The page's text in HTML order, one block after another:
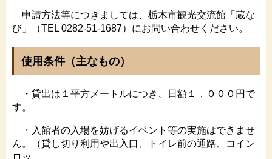
申請方法等につきましては、栃木市観光交流館「蔵な
び」（TEL 0282-51-1687）にお問い合わせください。
使用条件（主なもの）
・貸出は１平方メートルにつき、日額１，０００円で
す。
・入館者の入場を妨げるイベント等の実施はできませ
ん。（貸し切り利用や出入口、トイレ前の通路、コイン
ロッ